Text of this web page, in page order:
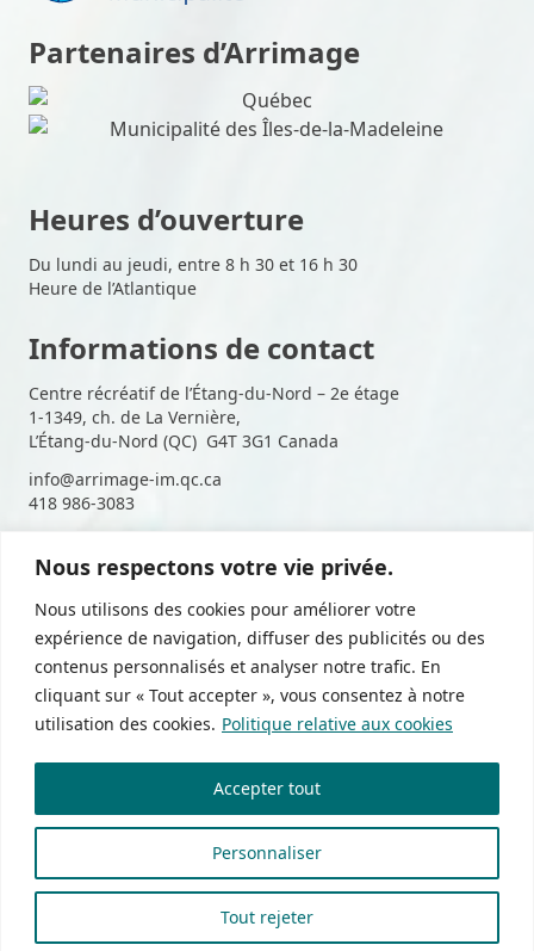
Nous respectons votre vie privée.
Nous utilisons des cookies pour améliorer votre
expérience de navigation, diffuser des publicités ou des
contenus personnalisés et analyser notre trafic. En
cliquant sur « Tout accepter », vous consentez à notre
utilisation des cookies. Politique relative aux cookies
Personnaliser
Tout rejeter
Accepter tout
Partenaires d’Arrimage
Heures d’ouverture
Du lundi au jeudi, entre 8 h 30 et 16 h 30
Heure de l’Atlantique
Informations de contact
Centre récréatif de l’Étang-du-Nord – 2e étage
1-1349, ch. de La Vernière,
L’Étang-du-Nord (QC) G4T 3G1 Canada
info@arrimage-im.qc.ca
418 986-3083
Suivez-nous sur les médias
sociaux
Politique de confidentialité
Zone membres
Arrimage © 2026 Tous droits réservés